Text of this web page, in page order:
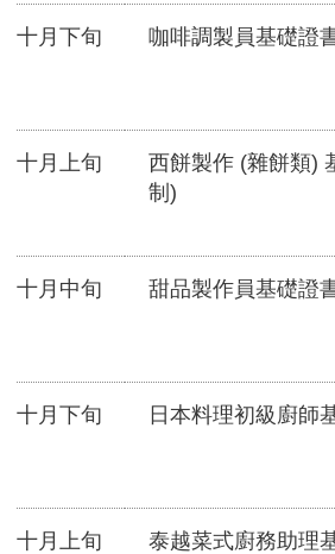
十月下旬 咖啡調製員基礎證
十月上旬
西餅製作 (雜餅類)
制)
十月中旬 甜品製作員基礎證
十月下旬 日本料理初級廚師
十月上旬 泰越菜式廚務助理